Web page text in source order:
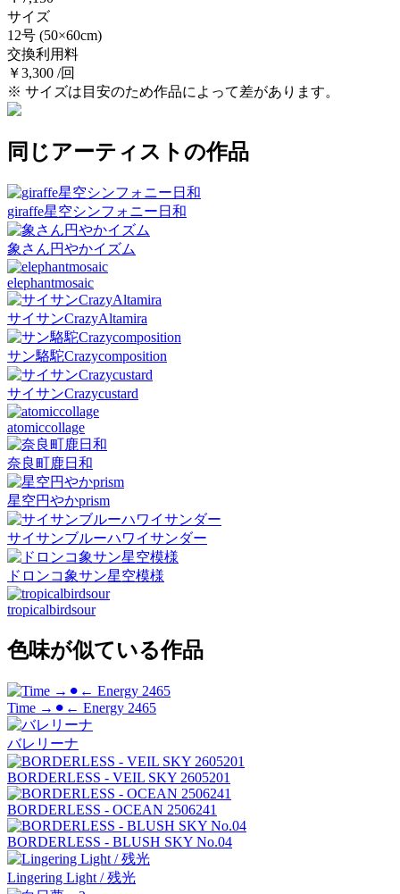
サイズ
12号 (50×60cm)
交換利用料
￥3,300 /回
※ サイズは目安のため作品によって差があります。
同じアーティストの作品
giraffe星空シンフォニー日和
象さん円やかイズム
elephantmosaic
サイサンCrazyAltamira
サン駱駝Crazycomposition
サイサンCrazycustard
atomiccollage
奈良町鹿日和
星空円やかprism
サイサンブルーハワイサンダー
ドロンコ象サン星空模様
tropicalbirdsour
色味が似ている作品
Time →⚫︎← Energy 2465
バレリーナ
BORDERLESS - VEIL SKY 2605201
BORDERLESS - OCEAN 2506241
BORDERLESS - BLUSH SKY No.04
Lingering Light / 残光